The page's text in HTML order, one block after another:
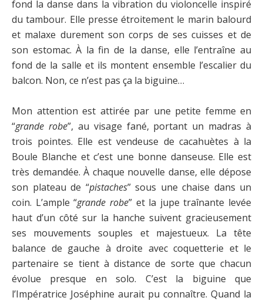
fond la danse dans la vibration du violoncelle inspiré
du tambour. Elle presse étroitement le marin balourd
et malaxe durement son corps de ses cuisses et de
son estomac. À la fin de la danse, elle l’entraîne au
fond de la salle et ils montent ensemble l’escalier du
balcon. Non, ce n’est pas ça la biguine…
Mon attention est attirée par une petite femme en
“grande robe”, au visage fané, portant un madras à
trois pointes. Elle est vendeuse de cacahuètes à la
Boule Blanche et c’est une bonne danseuse. Elle est
très demandée. À chaque nouvelle danse, elle dépose
son plateau de “pistaches” sous une chaise dans un
coin. L’ample “grande robe” et la jupe traînante levée
haut d’un côté sur la hanche suivent gracieusement
ses mouvements souples et majestueux. La tête
balance de gauche à droite avec coquetterie et le
partenaire se tient à distance de sorte que chacun
évolue presque en solo. C’est la biguine que
l’Impératrice Joséphine aurait pu connaître. Quand la